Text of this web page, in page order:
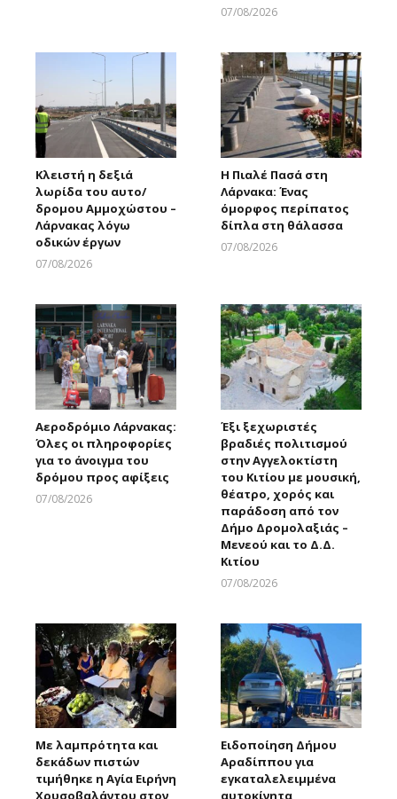
07/08/2026
Κλειστή η δεξιά
λωρίδα του αυτο/
δρομου Αμμοχώστου –
Λάρνακας λόγω
οδικών έργων
07/08/2026
Η Πιαλέ Πασά στη
Λάρνακα: Ένας
όμορφος περίπατος
δίπλα στη θάλασσα
07/08/2026
Αεροδρόμιο Λάρνακας:
Όλες οι πληροφορίες
για το άνοιγμα του
δρόμου προς αφίξεις
07/08/2026
Έξι ξεχωριστές
βραδιές πολιτισμού
στην Αγγελοκτίστη
του Κιτίου με μουσική,
θέατρο, χορός και
παράδοση από τον
Δήμο Δρομολαξιάς –
Μενεού και το Δ.Δ.
Κιτίου
07/08/2026
Με λαμπρότητα και
δεκάδων πιστών
τιμήθηκε η Αγία Ειρήνη
Ειδοποίηση Δήμου
Αραδίππου για
εγκαταλελειμμένα